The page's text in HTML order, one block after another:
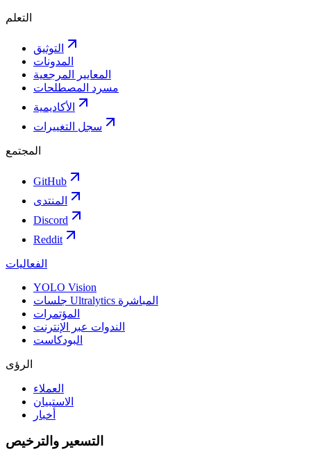
التعلم
التوثيق
المدونات
المعايير المرجعية
مسرد المصطلحات
الأكاديمية
سجل التغييرات
المجتمع
GitHub
المنتدى
Discord
Reddit
الفعاليات
YOLO Vision
جلسات Ultralytics المباشرة
المؤتمرات
الندوات عبر الإنترنت
البودكاست
الرؤى
العملاء
الاستبيان
أخبار
التسعير والترخيص